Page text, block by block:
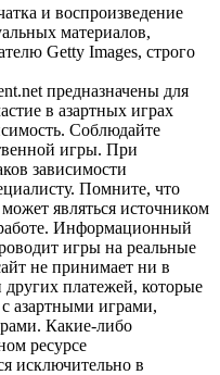
и воспроизведение
материалов,
Getty Images, строго
предназначены для
в азартных играх
Соблюдайте
игры. При
зависимости
Помните, что
являться источником
Информационный
игры на реальные
не принимает ни в
других платежей, которые
азартными играми,
Какие-либо
ресурсе
исключительно в